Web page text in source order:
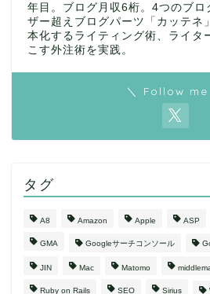
年目。ブログ月収6桁。4つのブ
ザー超えブログパーツ「カッテネ
本化するライティング術、ライタ
こす外注術を実践。
＼ Follow me
タグ
A8 Amazon Apple ASP
GMA Googleサーチコンソール
JIN Mac Matomo
Ruby on Rails SEO Sirius